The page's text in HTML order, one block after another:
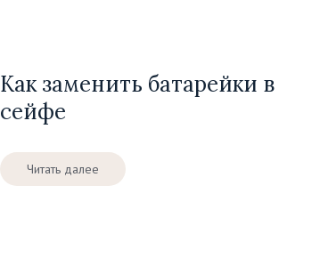
Как заменить батарейки в
сейфе
Читать далее